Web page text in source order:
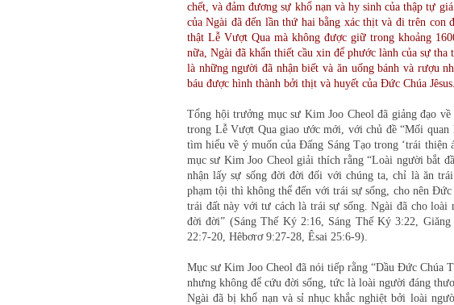
chết, và đảm đương sự khổ nạn và hy sinh của thập tự
của Ngài đã đến lần thứ hai bằng xác thịt và đi trên
thật Lễ Vượt Qua mà không được giữ trong khoảng
nữa, Ngài đã khẩn thiết cầu xin để phước lành của sự
là những người đã nhận biết và ăn uống bánh và rượu
báu được hình thành bởi thịt và huyết của Đức Chúa Jêsus.
Tổng hội trưởng mục sư Kim Joo Cheol đã giảng đạo
trong Lễ Vượt Qua giao ước mới, với chủ đề “Mối
tìm hiểu về ý muốn của Đấng Sáng Tạo trong ‘trái thiện
mục sư Kim Joo Cheol giải thích rằng “Loài người bắt
nhận lấy sự sống đời đời đối với chúng ta, chỉ là ăn
phạm tội thì không thể đến với trái sự sống, cho nên
trái đất này với tư cách là trái sự sống. Ngài đã cho loài
đời đời” (Sáng Thế Ký 2:16, Sáng Thế Ký 3:22,
22:7-20, Hêbơrơ 9:27-28, Êsai 25:6-9).
Mục sư Kim Joo Cheol đã nói tiếp rằng “Dầu Đức Chúa
nhưng không để cứu đời sống, tức là loài người đáng
Ngài đã bị khổ nạn và sỉ nhục khắc nghiệt bởi loài